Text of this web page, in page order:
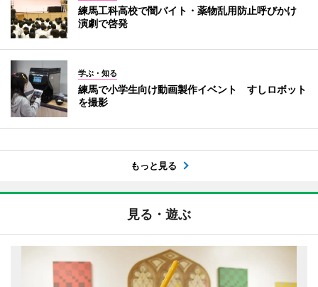
練馬工科高校で闇バイト・薬物乱用防止呼びかけ
演劇で啓発
学ぶ・知る
練馬で小学生向け動画製作イベント すしロボット
を撮影
もっと見る
見る・遊ぶ